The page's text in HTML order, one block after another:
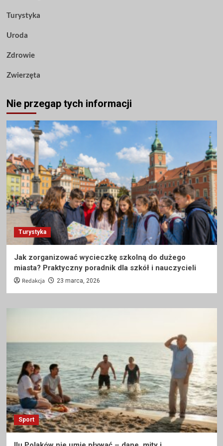
Turystyka
Uroda
Zdrowie
Zwierzęta
Nie przegap tych informacji
Turystyka
Jak zorganizować wycieczkę szkolną do dużego
miasta? Praktyczny poradnik dla szkół i nauczycieli
Redakcja 23 marca, 2026
Sport